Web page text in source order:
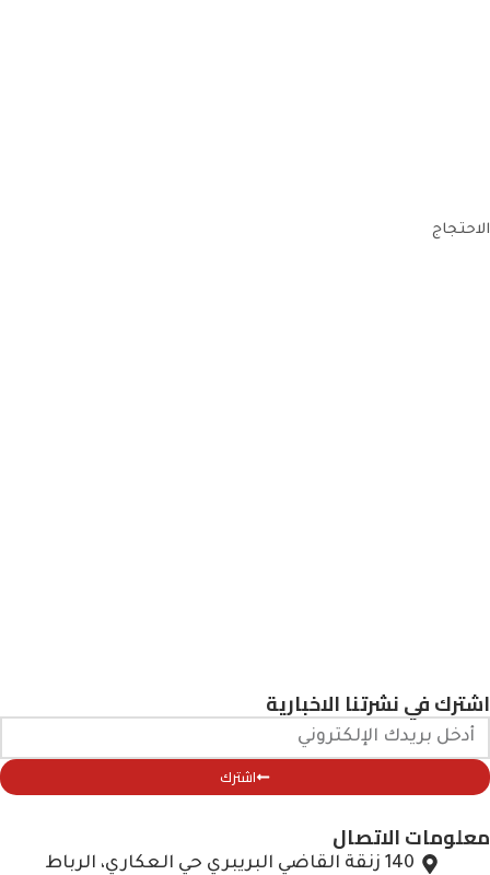
الاحتجاج
اشترك في نشرتنا الاخبارية
اشترك
معلومات الاتصال
140 زنقة القاضي البريبري حي العكاري، الرباط